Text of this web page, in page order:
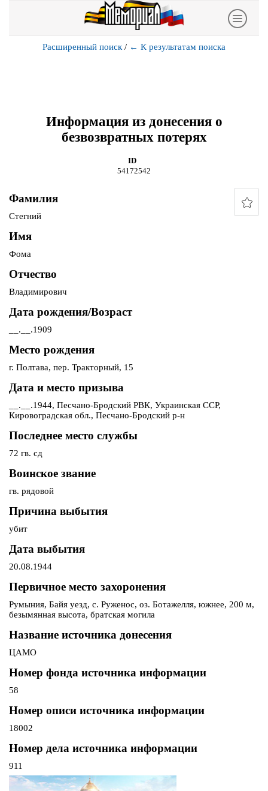
Расширенный поиск / ← К результатам поиска
Информация из донесения о
безвозвратных потерях
ID
54172542
Фамилия
Стегний
Имя
Фома
Отчество
Владимирович
Дата рождения/Возраст
__.__.1909
Место рождения
г. Полтава, пер. Тракторный, 15
Дата и место призыва
__.__.1944, Песчано-Бродский РВК, Украинская ССР,
Кировоградская обл., Песчано-Бродский р-н
Последнее место службы
72 гв. сд
Воинское звание
гв. рядовой
Причина выбытия
убит
Дата выбытия
20.08.1944
Первичное место захоронения
Румыния, Байя уезд, с. Руженос, оз. Ботажелля, южнее, 200 м,
безымянная высота, братская могила
Название источника донесения
ЦАМО
Номер фонда источника информации
58
Номер описи источника информации
18002
Номер дела источника информации
911